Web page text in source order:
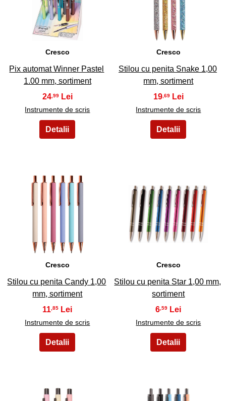
9
Cresco
Pix automat Winner Pastel
1.00 mm, sortiment
24 ,99
Instrumente de scris
10
Cresco
Stilou cu penita Snake 1,00
mm, sortiment
19,69
Instrumente de scris
Cresco
Stilou cu penita Candy 1,00
mm, sortiment
11,85
Instrumente de scris
12
Cresco
Stilou cu penita Star 1,00 mm,
sortiment
6,59
Instrumente de scris